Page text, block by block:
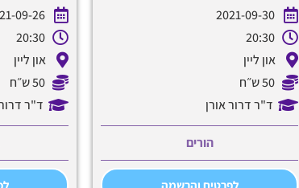
2021-09-30
20:30
און ליין
50 ש״ח
ד"ר דרור אורן
הורים
לפרטים והרשמה
09-26
20:30
און ליין
50 ש״ח
ד"ר